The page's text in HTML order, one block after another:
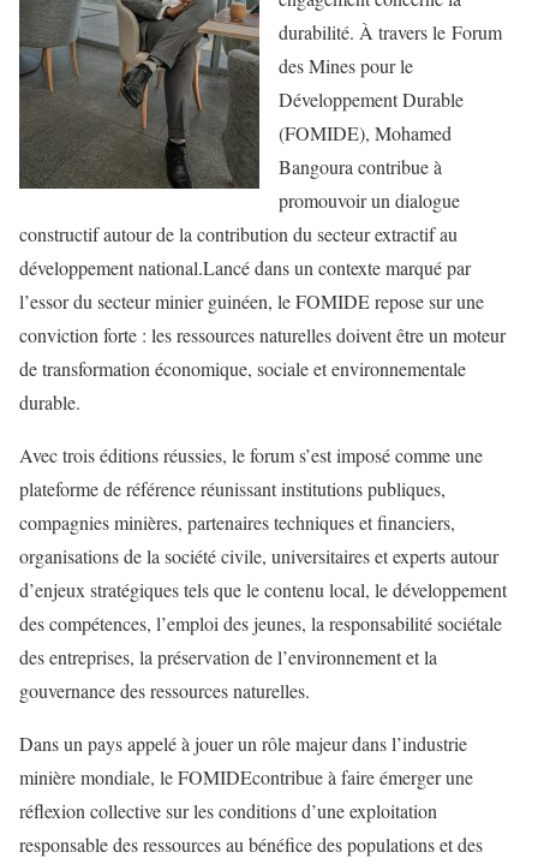
durabilité. À travers le Forum
des Mines pour le
Développement Durable
(FOMIDE), Mohamed
Bangoura contribue à
promouvoir un dialogue
constructif autour de la contribution du secteur extractif au
développement national.Lancé dans un contexte marqué par
l’essor du secteur minier guinéen, leFOMIDErepose sur une
conviction forte : les ressources naturelles doivent être un moteur
de transformation économique, sociale et environnementale
durable.
Avec trois éditions réussies, le forum s’est imposé comme une
plateforme de référence réunissant institutions publiques,
compagnies minières, partenaires techniques et financiers,
organisations de la société civile, universitaires et experts autour
d’enjeux stratégiques tels que le contenu local, le développement
des compétences, l’emploi des jeunes, la responsabilité sociétale
des entreprises, la préservation de l’environnement et la
gouvernance des ressources naturelles.
Dans un pays appelé à jouer un rôle majeur dans l’industrie
minière mondiale, leFOMIDEcontribue à faire émerger une
réflexion collective sur les conditions d’une exploitation
responsable des ressources au bénéfice des populations et des